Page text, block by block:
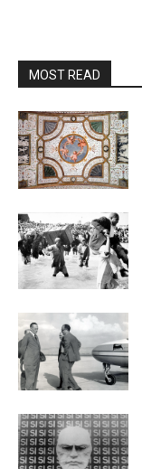
MOST READ